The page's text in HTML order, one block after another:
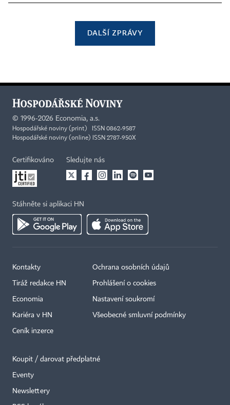
DALŠÍ ZPRÁVY
© 1996-2026 Economia, a.s.
Hospodářské noviny (print) ISSN 0862-9587
Hospodářské noviny (online) ISSN 2787-950X
Certifikováno Sledujte nás
Stáhněte si aplikaci HN
Kontakty
Tiráž redakce HN
Economia
Kariéra v HN
Ceník inzerce
Ochrana osobních údajů
Prohlášení o cookies
Nastavení soukromí
Všeobecné smluvní podmínky
Koupit / darovat předplatné
Eventy
Newslettery